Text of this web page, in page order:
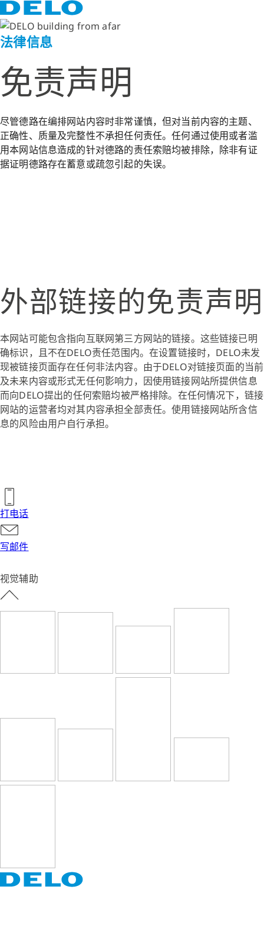
法律信息
免责声明
尽管德路在编排网站内容时非常谨慎，但对当前内容的主题、
正确性、质量及完整性不承担任何责任。任何通过使用或者滥
用本网站信息造成的针对德路的责任索赔均被排除，除非有证
据证明德路存在蓄意或疏忽引起的失误。
外部链接的免责声明
本网站可能包含指向互联网第三方网站的链接。这些链接已明
确标识，且不在DELO责任范围内。在设置链接时，DELO未发
现被链接页面存在任何非法内容。由于DELO对链接页面的当前
及未来内容或形式无任何影响力，因使用链接网站所提供信息
而向DELO提出的任何索赔均被严格排除。在任何情况下，链接
网站的运营者均对其内容承担全部责任。使用链接网站所含信
息的风险由用户自行承担。
打电话
写邮件
视觉辅助